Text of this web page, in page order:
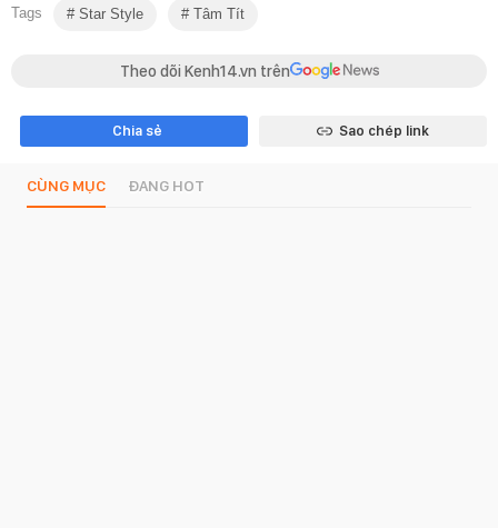
Tags Star Style Tâm Tít
Theo dõi Kenh14.vn trên
Chia sẻ Sao chép link
CÙNG MỤC ĐANG HOT